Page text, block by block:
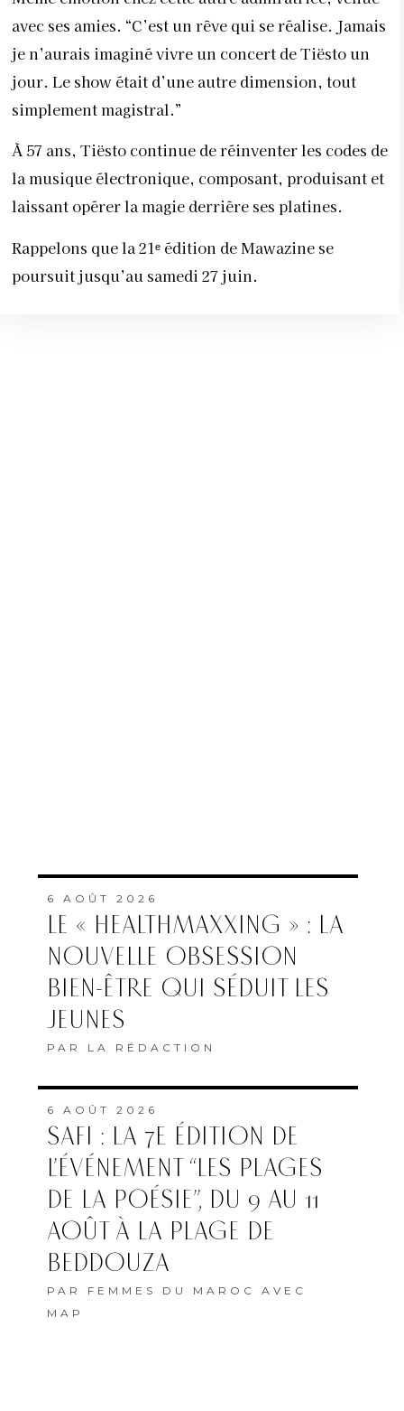
avec ses amies. “C’est un rêve qui se réalise. Jamais
je n’aurais imaginé vivre un concert de Tiësto un
jour. Le show était d’une autre dimension, tout
simplement magistral.”
À 57 ans, Tiësto continue de réinventer les codes de
la musique électronique, composant, produisant et
laissant opérer la magie derrière ses platines.
Rappelons que la 21ᵉ édition de Mawazine se
poursuit jusqu’au samedi 27 juin.
6 AOÛT 2026
LE « HEALTHMAXXING » : LA
NOUVELLE OBSESSION
BIEN-ÊTRE QUI SÉDUIT LES
JEUNES
PAR LA RÉDACTION
6 AOÛT 2026
SAFI : LA 7E ÉDITION DE
L’ÉVÉNEMENT “LES PLAGES
DE LA POÉSIE”, DU 9 AU 11
AOÛT À LA PLAGE DE
BEDDOUZA
PAR FEMMES DU MAROC AVEC
MAP